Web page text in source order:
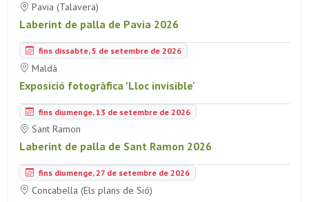
Pavia (Talavera)
Laberint de palla de Pavia 2026
fins dissabte, 5 de setembre de 2026
Maldà
Exposició fotogràfica 'Lloc invisible'
fins diumenge, 13 de setembre de 2026
Sant Ramon
Laberint de palla de Sant Ramon 2026
fins diumenge, 27 de setembre de 2026
Concabella (Els plans de Sió)